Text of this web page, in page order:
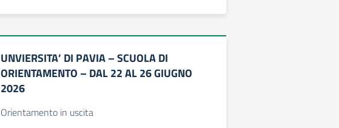
UNVIERSITA’ DI PAVIA – SCUOLA DI
ORIENTAMENTO – DAL 22 AL 26 GIUGNO
2026
Orientamento in uscita